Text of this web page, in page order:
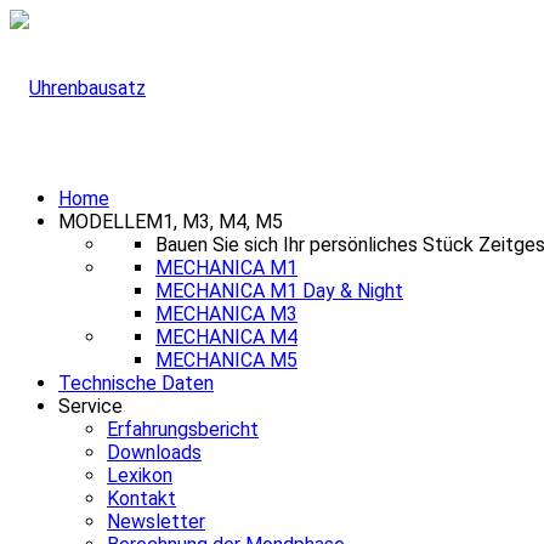
Home
MODELLEM1, M3, M4, M5
Bauen Sie sich Ihr persönliches Stück
MECHANICA M1
MECHANICA M1 Day & Night
MECHANICA M3
MECHANICA M4
MECHANICA M5
Technische Daten
Service
Erfahrungsbericht
Downloads
Lexikon
Kontakt
Newsletter